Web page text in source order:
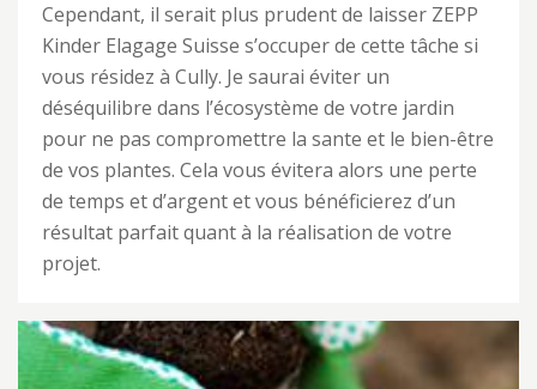
Cependant, il serait plus prudent de laisser ZEPP
Kinder Elagage Suisse s’occuper de cette tâche si
vous résidez à Cully. Je saurai éviter un
déséquilibre dans l’écosystème de votre jardin
pour ne pas compromettre la sante et le bien-être
de vos plantes. Cela vous évitera alors une perte
de temps et d’argent et vous bénéficierez d’un
résultat parfait quant à la réalisation de votre
projet.